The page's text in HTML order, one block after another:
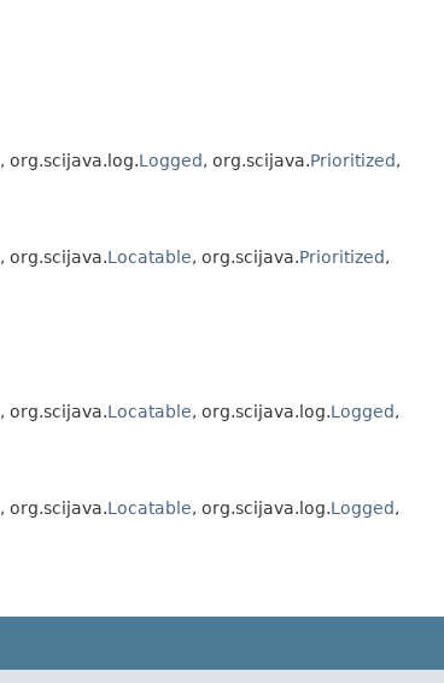
, org.scijava.log.Logged, org.scijava.Prioritized,
, org.scijava.Locatable, org.scijava.Prioritized,
, org.scijava.Locatable, org.scijava.log.Logged,
, org.scijava.Locatable, org.scijava.log.Logged,